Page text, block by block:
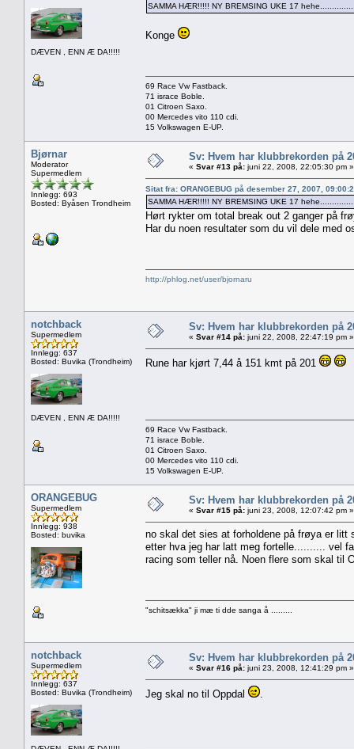
DÆVEN , ENN Æ DA!!!!!
SAMMA HÆR!!!!! NY BREMSING UKE 17
Konge
69 Race Vw Fastback.
71 israce Boble.
01 Citroen Saxo.
00 Mercedes vito 110 cdi.
15 Volkswagen E-UP.
Bjørnar
Moderator
Supermedlem
Innlegg: 693
Bosted: Byåsen Trondheim
Sv: Hvem har klubbrekorden på
« Svar #13 på: juni 22, 2008, 22:05:30 pm »
Sitat fra: ORANGEBUG på desember 27, 2007,
SAMMA HÆR!!!!! NY BREMSING UKE 17
Hørt rykter om total break out 2 ganger på
Har du noen resultater som du vil dele med
http://phlog.net/user/bjornaru
notchback
Supermedlem
Innlegg: 637
Bosted: Buvika (Trondheim)
DÆVEN , ENN Æ DA!!!!!
Sv: Hvem har klubbrekorden på
« Svar #14 på: juni 22, 2008, 22:47:19 pm »
Rune har kjørt 7,44 å 151 kmt på 201
69 Race Vw Fastback.
71 israce Boble.
01 Citroen Saxo.
00 Mercedes vito 110 cdi.
15 Volkswagen E-UP.
ORANGEBUG
Supermedlem
Innlegg: 938
Bosted: buvika
Sv: Hvem har klubbrekorden på
« Svar #15 på: juni 23, 2008, 12:07:42 pm »
no skal det sies at forholdene på frøya er litt
etter hva jeg har latt meg fortelle.......... vel
racing som teller nå. Noen flere som skal til
"schitsækka" ji mæ ti dde sanga å .........
notchback
Supermedlem
Innlegg: 637
Bosted: Buvika (Trondheim)
Sv: Hvem har klubbrekorden på
« Svar #16 på: juni 23, 2008, 12:41:29 pm »
Jeg skal no til Oppdal